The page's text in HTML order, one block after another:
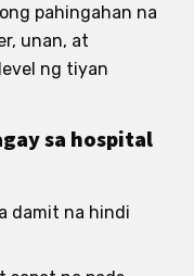
pahingahan na
unan, at
ng tiyan
sa hospital
damit na hindi